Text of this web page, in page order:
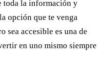
toda la información y
opción que te venga
sea accesible es una de
en uno mismo siempre